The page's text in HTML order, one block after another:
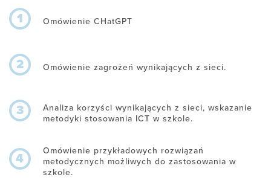
1 Omówienie CHatGPT
2 Omówienie zagrożeń wynikających z sieci.
3
Analiza korzyści wynikających z sieci, wskazanie
metodyki stosowania ICT w szkole.
4
Omówienie przykładowych rozwiązań
metodycznych możliwych do zastosowania w
szkole.